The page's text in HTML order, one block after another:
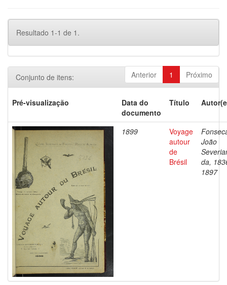
Resultado 1-1 de 1.
Anterior 1 Próximo
Conjunto de itens:
Pré-visualização
Data do
documento
Título
1899
Voyage
autour
de
Brésil
João
da,
1897